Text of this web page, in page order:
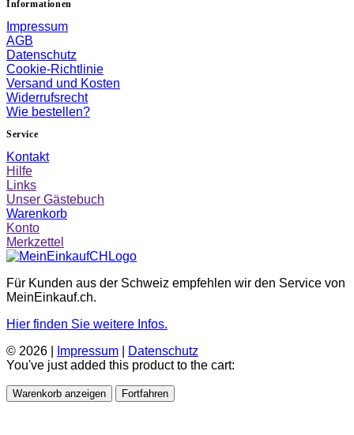
Informationen
Impressum
AGB
Datenschutz
Cookie-Richtlinie
Versand und Kosten
Widerrufsrecht
Wie bestellen?
Service
Kontakt
Hilfe
Links
Unser Gästebuch
Warenkorb
Konto
Merkzettel
Für Kunden aus der Schweiz empfehlen wir den Service von
MeinEinkauf.ch.
Hier finden Sie weitere Infos.
© 2026 |
Impressum
Datenschutz
You've just added this product to the cart:
Warenkorb anzeigen Fortfahren